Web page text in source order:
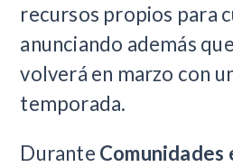
recursos propios para
anunciando además
volverá en marzo con
temporada.
Durante Comunidades